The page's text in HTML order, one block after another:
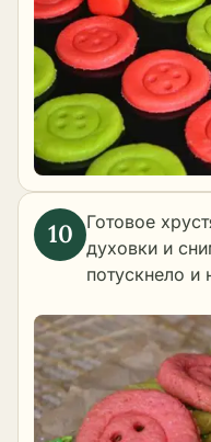
Готовое
духовки и
потускнело и